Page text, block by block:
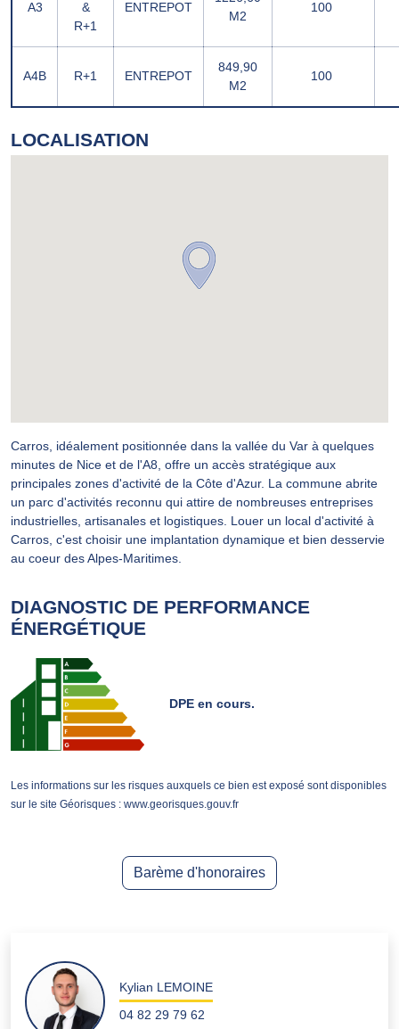
A3
&
R+1
ENTREPOT
M2
100 
A4B R+1 ENTREPOT
849,90
M2
100 
LOCALISATION
Carros, idéalement positionnée dans la vallée du Var à quelques
minutes de Nice et de l'A8, offre un accès stratégique aux
principales zones d'activité de la Côte d'Azur. La commune abrite
un parc d'activités reconnu qui attire de nombreuses entreprises
industrielles, artisanales et logistiques. Louer un local d'activité à
Carros, c'est choisir une implantation dynamique et bien desservie
au coeur des Alpes-Maritimes.
DIAGNOSTIC DE PERFORMANCE
ÉNERGÉTIQUE
DPE en cours.
Les informations sur les risques auxquels ce bien est exposé sont disponibles
sur le site Géorisques : www.georisques.gouv.fr
Barème d'honoraires
Kylian LEMOINE
04 82 29 79 62